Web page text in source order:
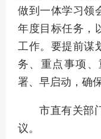
做到一体学习领
年度目标任务，
工作。要提前谋
务、重点事项
署、早启动，确
市直有关部
议。